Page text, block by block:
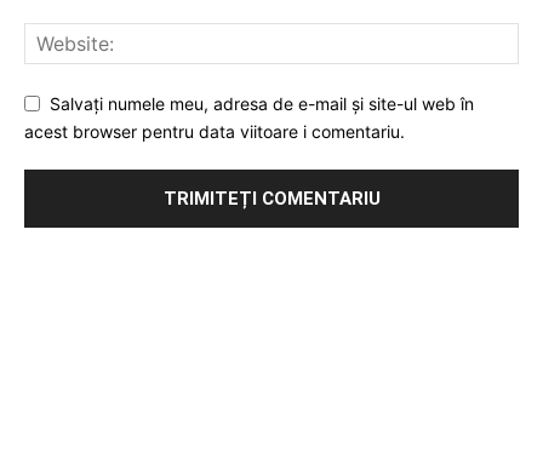
Salvați numele meu, adresa de e-mail și site-ul web în
acest browser pentru data viitoare i comentariu.